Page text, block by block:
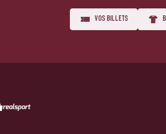
VOS BILLETS